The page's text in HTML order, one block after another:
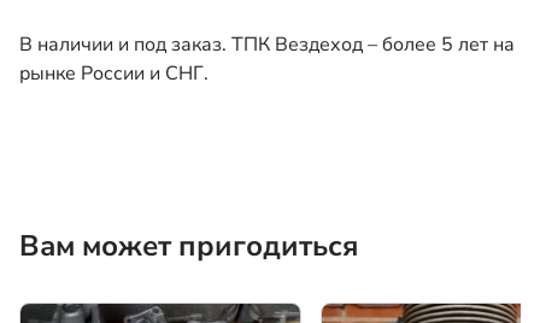
В наличии и под заказ. ТПК Вездеход – более 5 лет на
рынке России и СНГ.
Вам может пригодиться